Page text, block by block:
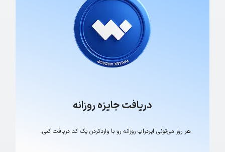
دریافت جایزه روزانه
هر روز می‌تونی ایردراپ روزانه رو با وارد‌کردن یک کد دریافت کنی.